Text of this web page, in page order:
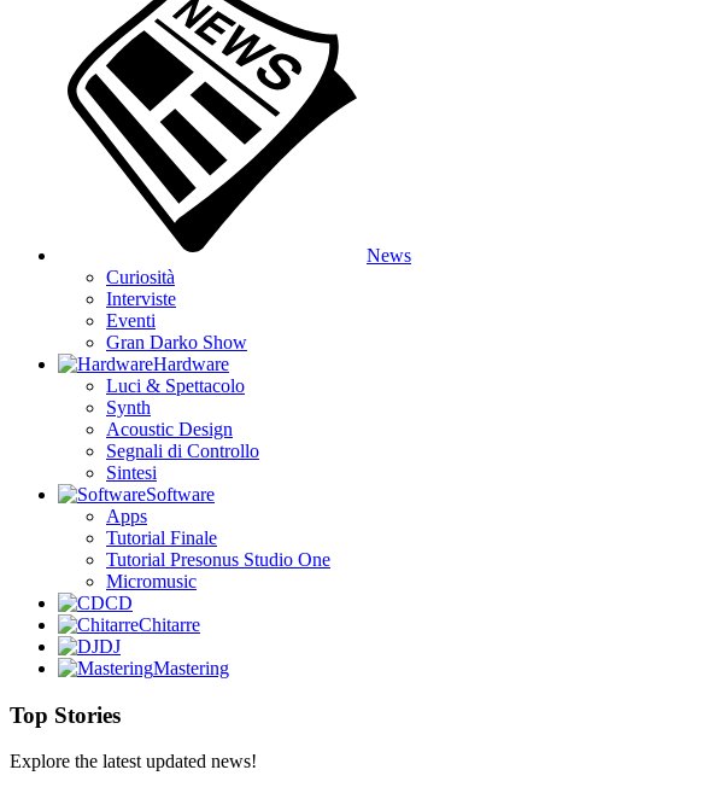
News
Curiosità
Interviste
Eventi
Gran Darko Show
Hardware
Luci & Spettacolo
Synth
Acoustic Design
Segnali di Controllo
Sintesi
Software
Apps
Tutorial Finale
Tutorial Presonus Studio One
Micromusic
CD
Chitarre
DJ
Mastering
Top Stories
Explore the latest updated news!